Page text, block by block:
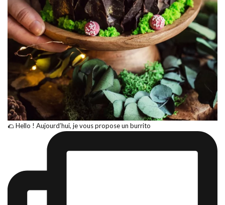
🌮 Hello ! Aujourd’hui, je vous propose un burrito